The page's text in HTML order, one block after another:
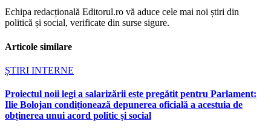
Echipa redacțională Editorul.ro vă aduce cele mai noi știri din
politică și social, verificate din surse sigure.
Articole similare
ȘTIRI INTERNE
Proiectul noii legi a salarizării este pregătit pentru Parlament:
Ilie Bolojan condiționează depunerea oficială a acestuia de
obținerea unui acord politic și social